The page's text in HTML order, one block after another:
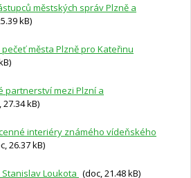
městských správ Plzně a
kB)
pečeť města Plzně pro Kateřinu
partnerství mezi Plzní a
27.34 kB)
interiéry známého vídeňského
26.37 kB)
Stanislav Loukota (doc, 21.48 kB)